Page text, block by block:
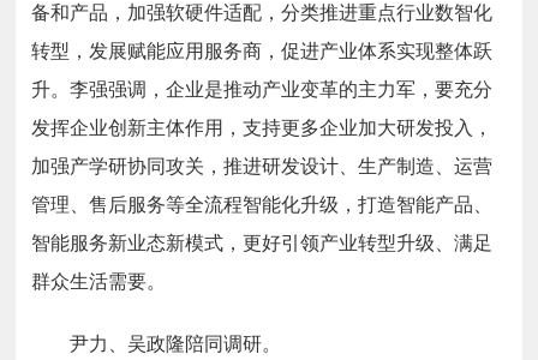
备和产品，加强软硬件适配，分类推进重点行业数智化
转型，发展赋能应用服务商，促进产业体系实现整体跃
升。李强强调，企业是推动产业变革的主力军，要充分
发挥企业创新主体作用，支持更多企业加大研发投入，
加强产学研协同攻关，推进研发设计、生产制造、运营
管理、售后服务等全流程智能化升级，打造智能产品、
智能服务新业态新模式，更好引领产业转型升级、满足
群众生活需要。
尹力、吴政隆陪同调研。